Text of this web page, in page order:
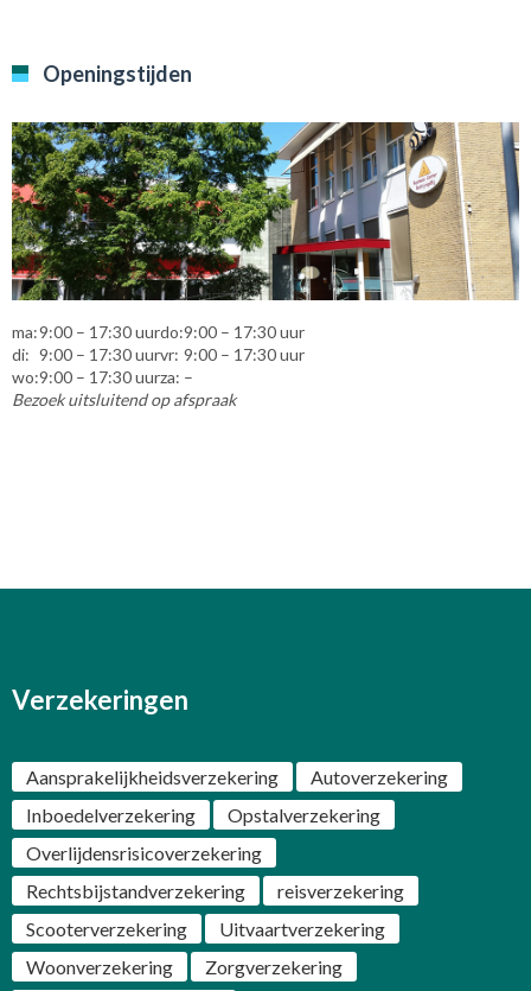
Openingstijden
ma:
di:
wo:
9:00 – 17:30 uur
9:00 – 17:30 uur
9:00 – 17:30 uur
do:
vr:
za:
9:00 – 17:30 uur
9:00 – 17:30 uur
–
Bezoek uitsluitend op afspraak
Verzekeringen
Aansprakelijkheidsverzekering
Autoverzekering
Inboedelverzekering
Opstalverzekering
Overlijdensrisicoverzekering
Rechtsbijstandverzekering
reisverzekering
Scooterverzekering
Uitvaartverzekering
Woonverzekering
Zorgverzekering